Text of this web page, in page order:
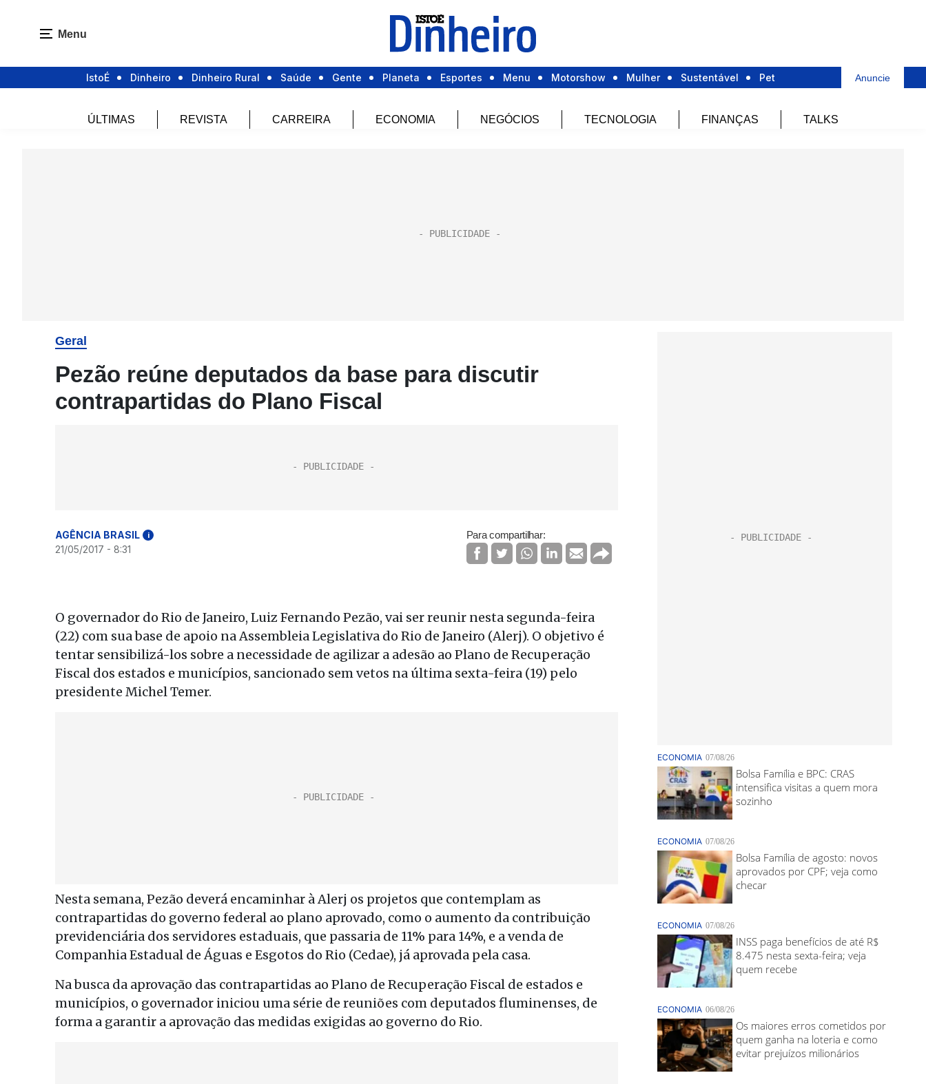
Menu
IstoÉ Dinheiro Dinheiro Rural Saúde Gente Planeta Esportes Menu Motorshow Mulher Sustentável Pet Anuncie
ÚLTIMAS REVISTA CARREIRA ECONOMIA NEGÓCIOS TECNOLOGIA FINANÇAS TALKS
Geral
Pezão reúne deputados da base para discutir
contrapartidas do Plano Fiscal
AGÊNCIA BRASIL i
21/05/2017 - 8:31
Para compartilhar:
O governador do Rio de Janeiro, Luiz Fernando Pezão, vai ser reunir nesta segunda-feira
(22) com sua base de apoio na Assembleia Legislativa do Rio de Janeiro (Alerj). O objetivo é
tentar sensibilizá-los sobre a necessidade de agilizar a adesão ao Plano de Recuperação
Fiscal dos estados e municípios, sancionado sem vetos na última sexta-feira (19) pelo
presidente Michel Temer.
Nesta semana, Pezão deverá encaminhar à Alerj os projetos que contemplam as
contrapartidas do governo federal ao plano aprovado, como o aumento da contribuição
previdenciária dos servidores estaduais, que passaria de 11% para 14%, e a venda de
Companhia Estadual de Águas e Esgotos do Rio (Cedae), já aprovada pela casa.
Na busca da aprovação das contrapartidas ao Plano de Recuperação Fiscal de estados e
municípios, o governador iniciou uma série de reuniões com deputados fluminenses, de
forma a garantir a aprovação das medidas exigidas ao governo do Rio.